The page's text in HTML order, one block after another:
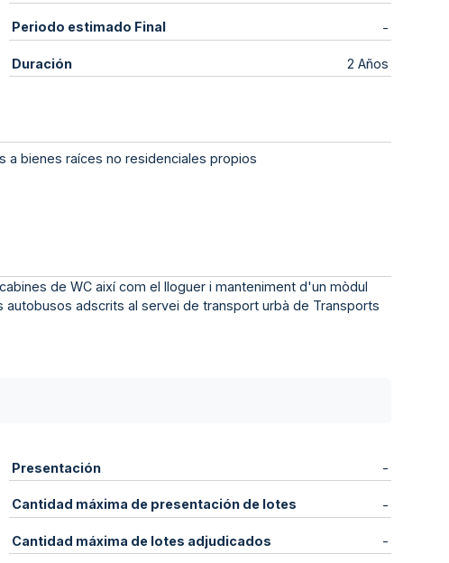
Periodo estimado Final -
Duración 2 Años
a bienes raíces no residenciales propios
de WC així com el lloguer i manteniment d'un mòdul
adscrits al servei de transport urbà de Transports
Presentación -
Cantidad máxima de presentación de lotes -
Cantidad máxima de lotes adjudicados -